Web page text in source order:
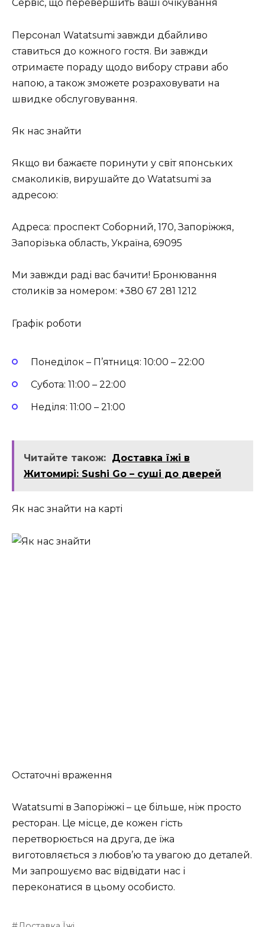
Сервіс, що перевершить ваші очікування
Персонал Watatsumi завжди дбайливо
ставиться до кожного гостя. Ви завжди
отримаєте пораду щодо вибору страви або
напою, а також зможете розраховувати на
швидке обслуговування.
Як нас знайти
Якщо ви бажаєте поринути у світ японських
смаколиків, вирушайте до Watatsumi за
адресою:
Адреса: проспект Соборний, 170, Запоріжжя,
Запорізька область, Україна, 69095
Ми завжди раді вас бачити! Бронювання
столиків за номером: +380 67 281 1212
Графік роботи
Понеділок – П’ятниця: 10:00 – 22:00
Субота: 11:00 – 22:00
Неділя: 11:00 – 21:00
Читайте також: Доставка їжі в
Житомирі: Sushi Go – суші до дверей
Як нас знайти на карті
Остаточні враження
Watatsumi в Запоріжжі – це більше, ніж просто
ресторан. Це місце, де кожен гість
перетворюється на друга, де їжа
виготовляється з любов’ю та увагою до деталей.
Ми запрошуємо вас відвідати нас і
переконатися в цьому особисто.